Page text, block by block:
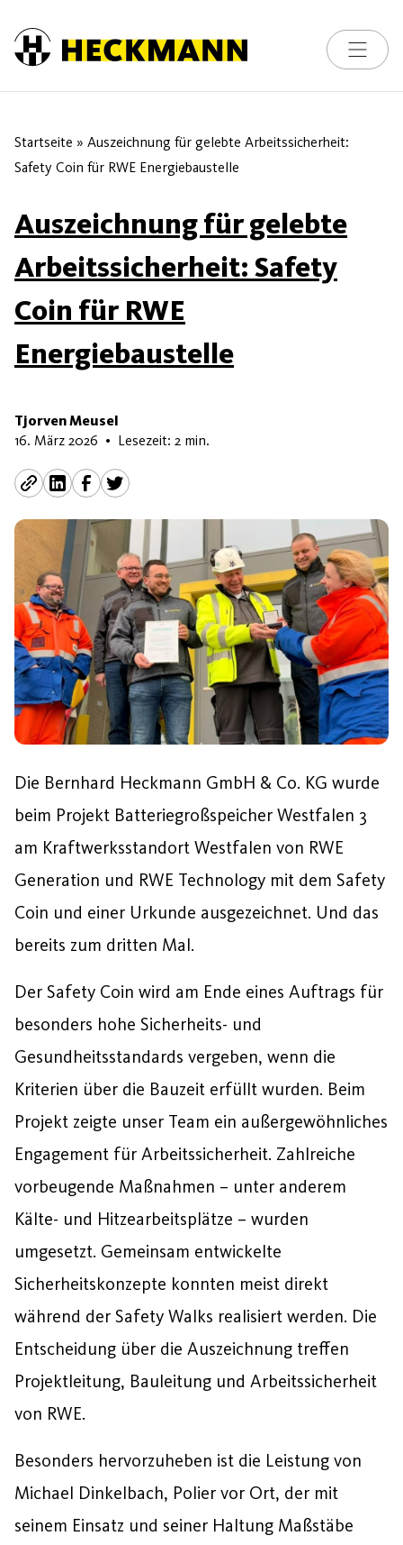
Toggle
Startseite » Auszeichnung für gelebte Arbeitssicherheit:
Safety Coin für RWE Energiebaustelle
Auszeichnung für gelebte
Arbeitssicherheit: Safety
Coin für RWE
Energiebaustelle
Tjorven Meusel
16. März 2026 7. April 2026
• Lesezeit: 2 min.
Die Bernhard Heckmann GmbH & Co. KG wurde
beim Projekt Batteriegroßspeicher Westfalen 3
am Kraftwerksstandort Westfalen von RWE
Generation und RWE Technology mit dem Safety
Coin und einer Urkunde ausgezeichnet. Und das
bereits zum dritten Mal.
Der Safety Coin wird am Ende eines Auftrags für
besonders hohe Sicherheits- und
Gesundheitsstandards vergeben, wenn die
Kriterien über die Bauzeit erfüllt wurden. Beim
Projekt zeigte unser Team ein außergewöhnliches
Engagement für Arbeitssicherheit. Zahlreiche
vorbeugende Maßnahmen – unter anderem
Kälte- und Hitzearbeitsplätze – wurden
umgesetzt. Gemeinsam entwickelte
Sicherheitskonzepte konnten meist direkt
während der Safety Walks realisiert werden. Die
Entscheidung über die Auszeichnung treffen
Projektleitung, Bauleitung und Arbeitssicherheit
von RWE.
Besonders hervorzuheben ist die Leistung von
Michael Dinkelbach, Polier vor Ort, der mit
seinem Einsatz und seiner Haltung Maßstäbe